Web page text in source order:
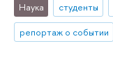
Наука студенты
репортаж о событии